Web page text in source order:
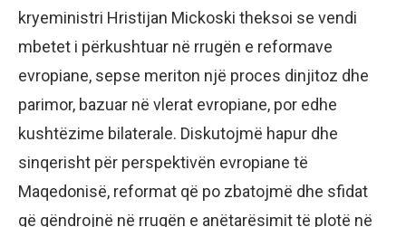
kryeministri Hristijan Mickoski theksoi se vendi
mbetet i përkushtuar në rrugën e reformave
evropiane, sepse meriton një proces dinjitoz dhe
parimor, bazuar në vlerat evropiane, por edhe
kushtëzime bilaterale. Diskutojmë hapur dhe
sinqerisht për perspektivën evropiane të
Maqedonisë, reformat që po zbatojmë dhe sfidat
që qëndrojnë në rrugën e anëtarësimit të plotë në